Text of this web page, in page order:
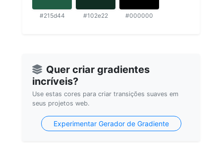
#215d44 #102e22 #000000
Quer criar gradientes
incríveis?
Use estas cores para criar transições suaves em
seus projetos web.
Experimentar Gerador de Gradiente